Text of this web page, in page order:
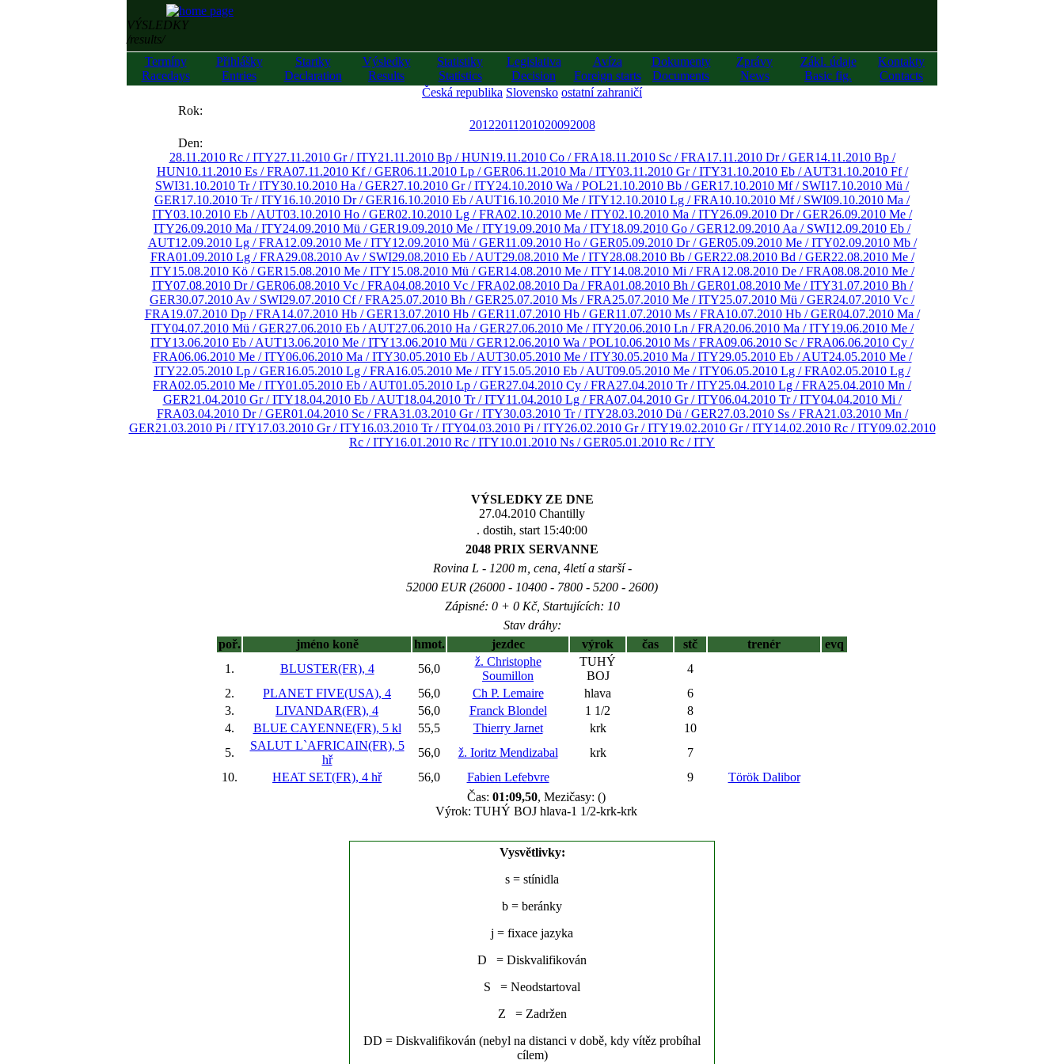
VÝSLEDKY
/results/
Termíny
Racedays
Přihlášky
Entries
Startky
Declaration
Výsledky
Results
Statistiky
Statistics
Legislativa
Decision
Avíza
Foreign starts
Dokumenty
Documents
Zprávy
News
Zákl. údaje
Basic fig.
Kontakty
Contacts
Česká republika Slovensko ostatní zahraničí
Rok:
20122011 201020092008
Den:
28.11.2010 Rc / ITY27.11.2010 Gr / ITY21.11.2010 Bp / HUN19.11.2010 Co / FRA18.11.2010 Sc / FRA17.11.2010 Dr / GER14.11.2010 Bp /
HUN10.11.2010 Es / FRA07.11.2010 Kf / GER06.11.2010 Lp / GER06.11.2010 Ma / ITY03.11.2010 Gr / ITY31.10.2010 Eb / AUT31.10.2010 Ff /
SWI31.10.2010 Tr / ITY30.10.2010 Ha / GER27.10.2010 Gr / ITY24.10.2010 Wa / POL21.10.2010 Bb / GER17.10.2010 Mf / SWI17.10.2010 Mü /
GER17.10.2010 Tr / ITY16.10.2010 Dr / GER16.10.2010 Eb / AUT16.10.2010 Me / ITY12.10.2010 Lg / FRA10.10.2010 Mf / SWI09.10.2010 Ma /
ITY03.10.2010 Eb / AUT03.10.2010 Ho / GER02.10.2010 Lg / FRA02.10.2010 Me / ITY02.10.2010 Ma / ITY26.09.2010 Dr / GER26.09.2010 Me /
ITY26.09.2010 Ma / ITY24.09.2010 Mü / GER19.09.2010 Me / ITY19.09.2010 Ma / ITY18.09.2010 Go / GER12.09.2010 Aa / SWI12.09.2010 Eb /
AUT12.09.2010 Lg / FRA12.09.2010 Me / ITY12.09.2010 Mü / GER11.09.2010 Ho / GER05.09.2010 Dr / GER05.09.2010 Me / ITY02.09.2010 Mb /
FRA01.09.2010 Lg / FRA29.08.2010 Av / SWI29.08.2010 Eb / AUT29.08.2010 Me / ITY28.08.2010 Bb / GER22.08.2010 Bd / GER22.08.2010 Me /
ITY15.08.2010 Kö / GER15.08.2010 Me / ITY15.08.2010 Mü / GER14.08.2010 Me / ITY14.08.2010 Mi / FRA12.08.2010 De / FRA08.08.2010 Me /
ITY07.08.2010 Dr / GER06.08.2010 Vc / FRA04.08.2010 Vc / FRA02.08.2010 Da / FRA01.08.2010 Bh / GER01.08.2010 Me / ITY31.07.2010 Bh /
GER30.07.2010 Av / SWI29.07.2010 Cf / FRA25.07.2010 Bh / GER25.07.2010 Ms / FRA25.07.2010 Me / ITY25.07.2010 Mü / GER24.07.2010 Vc /
FRA19.07.2010 Dp / FRA14.07.2010 Hb / GER13.07.2010 Hb / GER11.07.2010 Hb / GER11.07.2010 Ms / FRA10.07.2010 Hb / GER04.07.2010 Ma /
ITY04.07.2010 Mü / GER27.06.2010 Eb / AUT27.06.2010 Ha / GER27.06.2010 Me / ITY20.06.2010 Ln / FRA20.06.2010 Ma / ITY19.06.2010 Me /
ITY13.06.2010 Eb / AUT13.06.2010 Me / ITY13.06.2010 Mü / GER12.06.2010 Wa / POL10.06.2010 Ms / FRA09.06.2010 Sc / FRA06.06.2010 Cy /
FRA06.06.2010 Me / ITY06.06.2010 Ma / ITY30.05.2010 Eb / AUT30.05.2010 Me / ITY30.05.2010 Ma / ITY29.05.2010 Eb / AUT24.05.2010 Me /
ITY22.05.2010 Lp / GER16.05.2010 Lg / FRA16.05.2010 Me / ITY15.05.2010 Eb / AUT09.05.2010 Me / ITY06.05.2010 Lg / FRA02.05.2010 Lg /
FRA02.05.2010 Me / ITY01.05.2010 Eb / AUT01.05.2010 Lp / GER27.04.2010 Cy / FRA27.04.2010 Tr / ITY25.04.2010 Lg / FRA25.04.2010 Mn /
GER21.04.2010 Gr / ITY18.04.2010 Eb / AUT18.04.2010 Tr / ITY11.04.2010 Lg / FRA07.04.2010 Gr / ITY06.04.2010 Tr / ITY04.04.2010 Mi /
FRA03.04.2010 Dr / GER01.04.2010 Sc / FRA31.03.2010 Gr / ITY30.03.2010 Tr / ITY28.03.2010 Dü / GER27.03.2010 Ss / FRA21.03.2010 Mn /
GER21.03.2010 Pi / ITY17.03.2010 Gr / ITY16.03.2010 Tr / ITY04.03.2010 Pi / ITY26.02.2010 Gr / ITY19.02.2010 Gr / ITY14.02.2010 Rc / ITY09.02.2010
Rc / ITY16.01.2010 Rc / ITY10.01.2010 Ns / GER05.01.2010 Rc / ITY
VÝSLEDKY ZE DNE
27.04.2010 Chantilly
. dostih, start 15:40:00
2048 PRIX SERVANNE
Rovina L - 1200 m, cena, 4letí a starší -
52000 EUR (26000 - 10400 - 7800 - 5200 - 2600)
Zápisné: 0 + 0 Kč, Startujících: 10
Stav dráhy:
poř.
jméno koně hmot. jezdec výrok čas stč trenér
evq
1.
BLUSTER(FR), 4 56,0
ž. Christophe
Soumillon
TUHÝ
BOJ
4
2.
PLANET FIVE(USA), 4 56,0 Ch P. Lemaire hlava
6
3.
LIVANDAR(FR), 4 56,0 Franck Blondel 1 1/2
8
4.
BLUE CAYENNE(FR), 5 kl 55,5 Thierry Jarnet krk
10
5.
SALUT L`AFRICAIN(FR), 5
hř
56,0 ž. Ioritz Mendizabal krk
7
10.
HEAT SET(FR), 4 hř 56,0 Fabien Lefebvre 9
Török Dalibor
Čas: 01:09,50, Mezičasy: ()
Výrok: TUHÝ BOJ hlava-1 1/2-krk-krk
Vysvětlivky:
s = stínidla
b = beránky
j = fixace jazyka
D = Diskvalifikován
S = Neodstartoval
Z = Zadržen
DD = Diskvalifikován (nebyl na distanci v době, kdy vítěz probíhal
cílem)